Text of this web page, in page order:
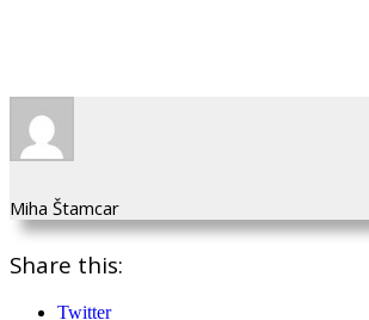
Miha Štamcar
Share this:
Twitter